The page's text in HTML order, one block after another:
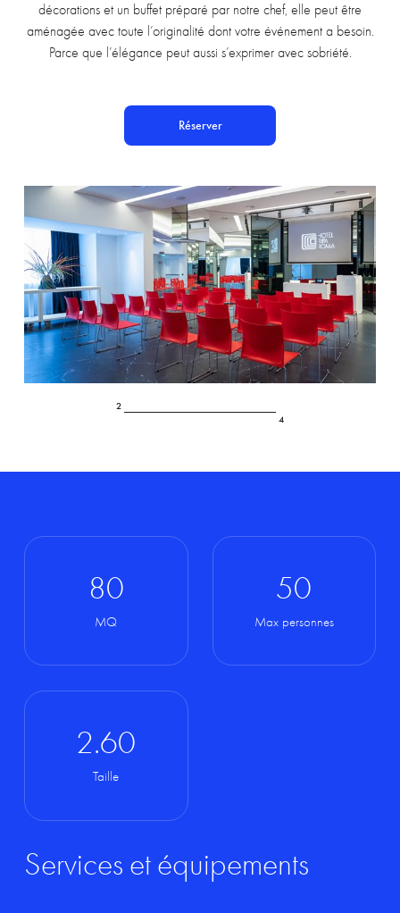
décorations et un buffet préparé par notre chef, elle peut être
aménagée avec toute l’originalité dont votre événement a besoin.
Parce que l’élégance peut aussi s’exprimer avec sobriété.
Réserver
3
4
80
MQ
50
Max personnes
2.60
Taille
Services etéquipements